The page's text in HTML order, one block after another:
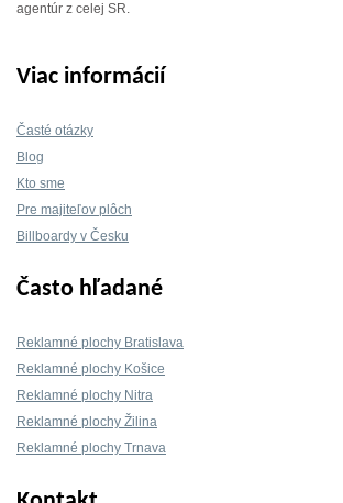
agentúr z celej SR.
Viac informácií
Časté otázky
Blog
Kto sme
Pre majiteľov plôch
Billboardy v Česku
Často hľadané
Reklamné plochy Bratislava
Reklamné plochy Košice
Reklamné plochy Nitra
Reklamné plochy Žilina
Reklamné plochy Trnava